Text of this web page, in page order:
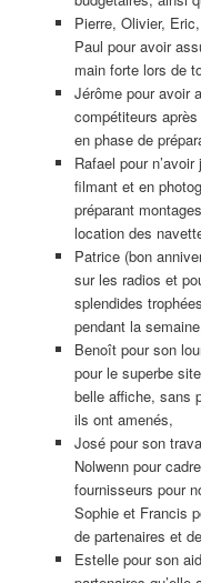
Pierre, Olivier,
Paul pour avoir
main forte lors de
Jérôme pour avoir
compétiteurs
en phase de
Rafael pour
filmant et en
préparant
location des
Patrice (bon
sur les radios et
splendides
pendant la
Benoît pour son
pour le superbe
belle affiche, sans
ils ont amenés,
José pour son
Nolwenn pour
fournisseurs pour
Sophie et Francis
de partenaires et
Estelle pour son